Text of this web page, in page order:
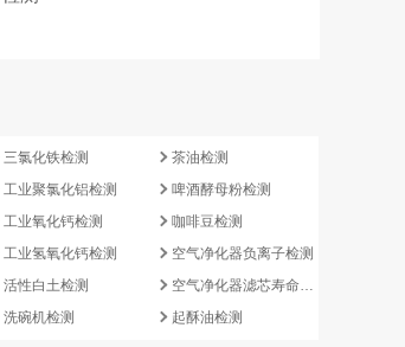
三氯化铁检测
工业聚氯化铝检测
工业氧化钙检测
工业氢氧化钙检测
活性白土检测
洗碗机检测
茶油检测
啤酒酵母粉检测
咖啡豆检测
空气净化器负离子检测
空气净化器滤芯寿命检测
起酥油检测